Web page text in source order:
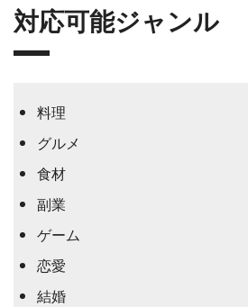
対応可能ジャンル
料理
グルメ
食材
副業
ゲーム
恋愛
結婚